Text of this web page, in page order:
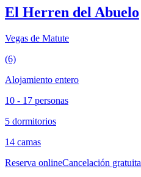
El Herren del Abuelo
Vegas de Matute
(6)
Alojamiento entero
10 - 17 personas
5 dormitorios
14 camas
Reserva onlineCancelación gratuita